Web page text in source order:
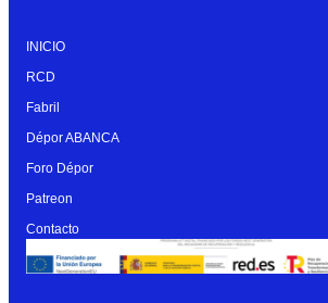
INICIO
RCD
Fabril
Dépor ABANCA
Foro Dépor
Patreon
Contacto